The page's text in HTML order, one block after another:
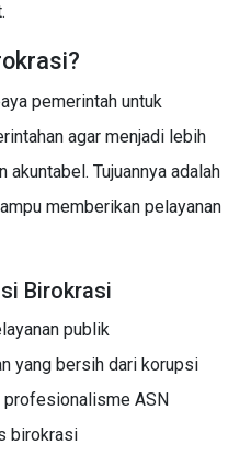
pemerintah untuk
agar menjadi lebih
Tujuannya adalah
memberikan pelayanan
Birokrasi
publik
yang bersih dari korupsi
profesionalisme ASN
birokrasi